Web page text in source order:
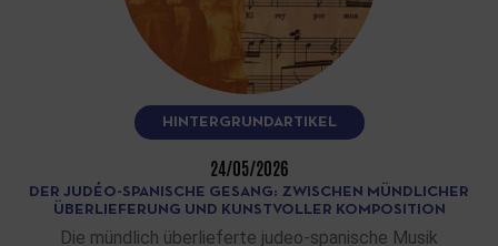
HINTERGRUNDARTIKEL
24/05/2026
DER JUDÉO-SPANISCHE GESANG: ZWISCHEN MÜNDLICHER
ÜBERLIEFERUNG UND KUNSTVOLLER KOMPOSITION
Die mündlich überlieferte judeo-spanische Musik